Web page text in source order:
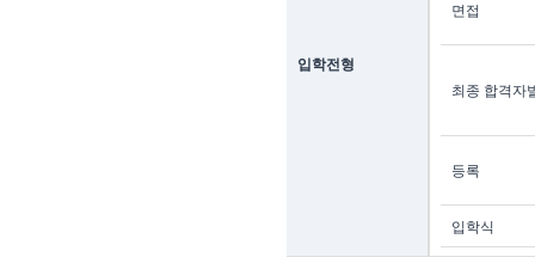
입학전형
면접
최종 합격자
등록
입학식